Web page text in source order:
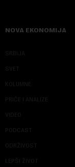
NOVA EKONOMIJA
SRBIJA
SVET
KOLUMNE
PRIČE I ANALIZE
VIDEO
PODCAST
ODRŽIVOST
LEPŠI ŽIVOT